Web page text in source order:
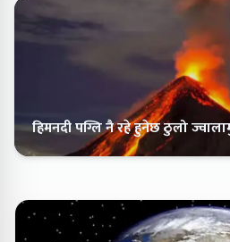
हिमनदी पग्लि नै रहे हुनेछ ठुलो